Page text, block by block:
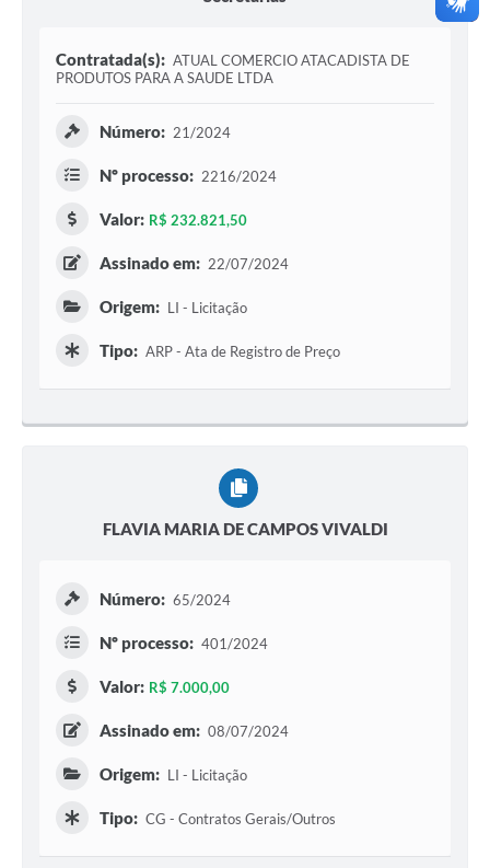
Contratada(s): ATUAL COMERCIO ATACADISTA DE
PRODUTOS PARA A SAUDE LTDA
Número: 21/2024
Nº processo: 2216/2024
Valor: R$ 232.821,50
Assinado em: 22/07/2024
Origem: LI - Licitação
Tipo: ARP - Ata de Registro de Preço
FLAVIA MARIA DE CAMPOS VIVALDI
Número: 65/2024
Nº processo: 401/2024
Valor: R$ 7.000,00
Assinado em: 08/07/2024
Origem: LI - Licitação
Tipo: CG - Contratos Gerais/Outros